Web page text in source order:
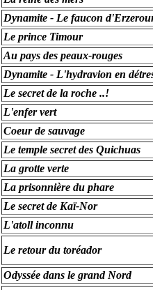
Dynamite - Le faucon
Le prince Timour
Au pays des peaux-rouges
Dynamite - L'hydravion en
Le secret de la roche ..!
L'enfer vert
Coeur de sauvage
Le temple secret des Quichuas
La grotte verte
La prisonnière du phare
Le secret de Kaï-Nor
L'atoll inconnu
Le retour du toréador
Odyssée dans le grand Nord